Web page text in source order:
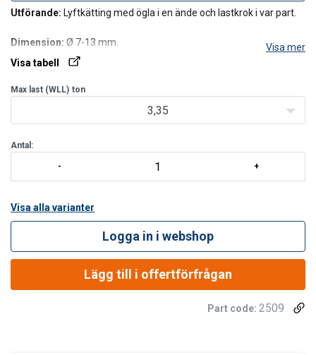
Utförande: Lyftkätting med ögla i en ände och lastkrok i var part.
Dimension: Ø 7-13 mm.
Visa mer
Visa tabell
Max last (WLL) ton
3,35
Antal:
Visa alla varianter
Logga in i webshop
Lägg till i offertförfrågan
Part code: 2509